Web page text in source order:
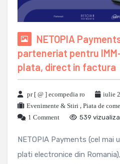
NETOPIA
parteneriat pentru
plata, direct in factura
pr [ @ ] ecompedia ro
iulie
Evenimente & Stiri , Piata de
1 Comment
539
NETOPIA Payments (cel mai
plati electronice din